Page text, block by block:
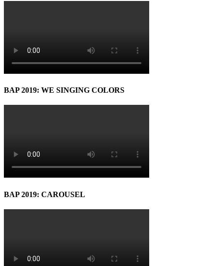
BAP 2019: WE SINGING COLORS
BAP 2019: CAROUSEL